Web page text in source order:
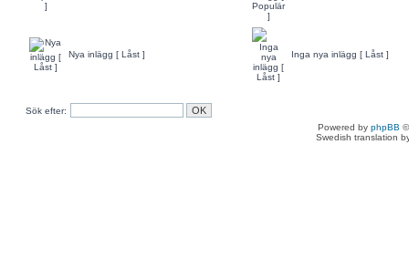
Nya inlägg [ Låst ] Inga nya inlägg [ Låst ]
Sök efter:
Powered by phpBB
Swedish translation